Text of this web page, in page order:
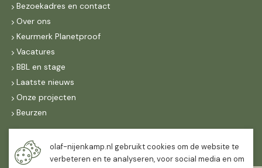
Bezoekadres en contact
Over ons
Keurmerk Planetproof
Vacatures
BBL en stage
Laatste nieuws
Onze projecten
Beurzen
Maandag t/m vrijdag
07:30- 16:30
olaf-nijenkamp.nl gebruikt cookies om de website te
verbeteren en te analyseren, voor social media en om